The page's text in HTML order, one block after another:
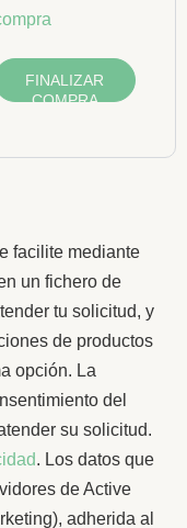
FINALIZAR
COMPRA
facilite mediante
un fichero de
tu solicitud, y
de productos
opción. La
del
su solicitud.
. Los datos que
de Active
adherida al